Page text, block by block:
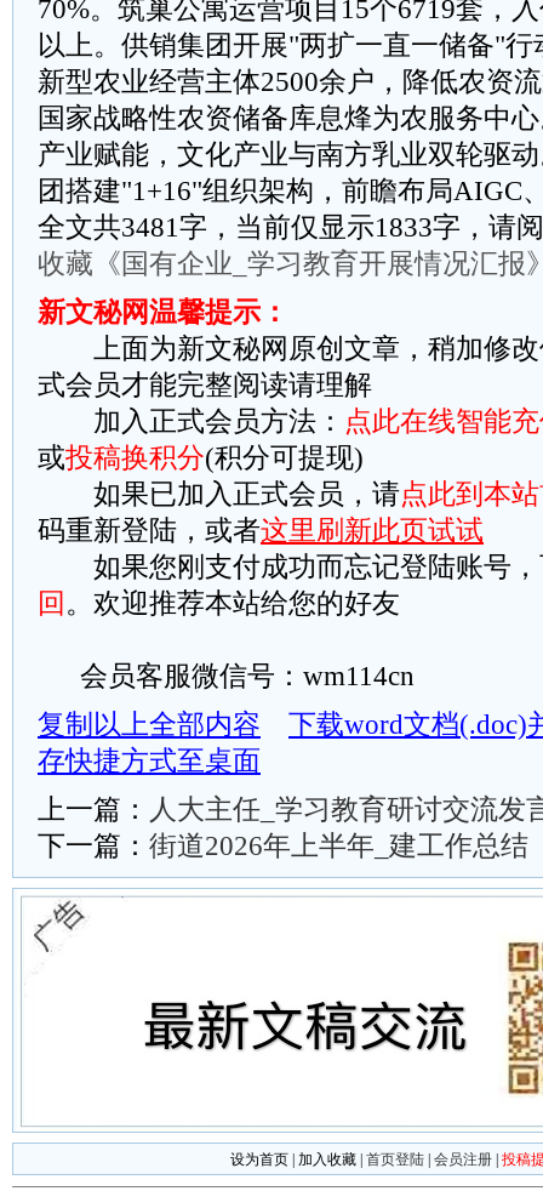
70%。筑巢公寓运营项目15个6719套，
以上。供销集团开展"两扩一直一储备"
新型农业经营主体2500余户，降低农资
国家战略性农资储备库息烽为农服务中
产业赋能，文化产业与南方乳业双轮驱
团搭建"1+16"组织架构，前瞻布局
全文共3481字，当前仅显示1833字，请
收藏《国有企业_学习教育开展情况汇报
新文秘网温馨提示：
上面为新文秘网原创文章，稍加修改
式会员才能完整阅读请理解
加入正式会员方法： 点此在线智能
或投稿换积分(积分可提现)
如果已加入正式会员，请点此到本
码重新登陆，或者这里刷新此页试试
如果您刚支付成功而忘记登陆账号，
回 。欢迎推荐本站给您的好友
会员客服微信号：wm114cn
复制以上全部内容
下载word文档(.doc)
存快捷方式至桌面
上一篇： 人大主任_学习教育研讨交流发
下一篇： 街道2026年上半年_建工作总结
设为首页 加入收藏 首页登陆 会员注册 投稿